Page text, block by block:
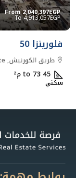
From2,040,397EGP
4,913,057EGP
فلورينزا 50
طريق الكورنيش, Hurghada 1, Red Sea Governorate
45 to 73 م²
سكني